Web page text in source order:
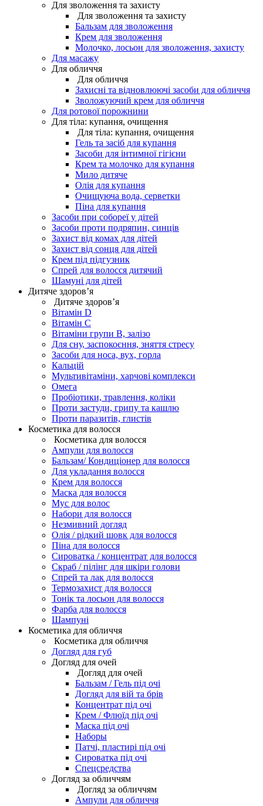
Для зволоження та захисту
Для зволоження та захисту
Бальзам для зволоження
Крем для зволоження
Молочко, лосьон для зволоження, захисту
Для масажу
Для обличчя
Для обличчя
Захисні та відновлюючі засоби для обличчя
Зволожуючий крем для обличчя
Для ротової порожнини
Для тіла: купання, очищення
Для тіла: купання, очищення
Гель та засіб для купання
Засоби для інтимної гігієни
Крем та молочко для купання
Мило дитяче
Олія для купання
Очищуюча вода, серветки
Піна для купання
Засоби при собореї у дітей
Засоби проти подряпин, синців
Захист від комах для дітей
Захист від сонця для дітей
Крем під підгузник
Спрей для волосся дитячий
Шамуні для дітей
Дитяче здоров’я
Дитяче здоров’я
Вітамін D
Вітамін С
Вітаміни групи В, залізо
Для сну, заспокоєння, зняття стресу
Засоби для носа, вух, горла
Кальцій
Мультивітаміни, харчові комплекси
Омега
Пробіотики, травлення, коліки
Проти застуди, грипу та кашлю
Проти паразитів, глистів
Косметика для волосся
Косметика для волосся
Ампули для волосся
Бальзам/ Кондиціонер для волосся
Для укладання волосся
Крем для волосся
Маска для волосся
Мус для волос
Набори для волосся
Незмивний догляд
Олія / рідкий шовк для волосся
Піна для волосся
Сироватка / концентрат для волосся
Скраб / пілінг для шкіри голови
Спрей та лак для волосся
Термозахист для волосся
Тонік та лосьон для волосся
Фарба для волосся
Шампуні
Косметика для обличчя
Косметика для обличчя
Догляд для губ
Догляд для очей
Догляд для очей
Бальзам / Гель під очі
Догляд для вій та брів
Концентрат під очі
Крем / Флюїд під очі
Маска під очі
Наборы
Патчі, пластирі під очі
Сироватка під очі
Спецсредства
Догляд за обличчям
Догляд за обличчям
Ампули для обличчя